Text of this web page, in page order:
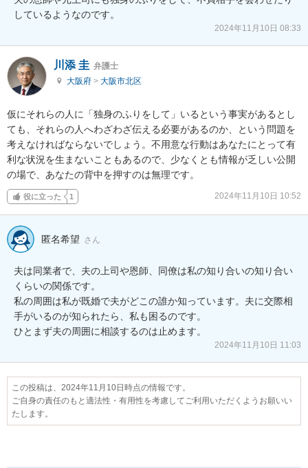
しているようなのです。
2024年11月10日 08:33
川添 圭 弁護士
大阪府 > 大阪市北区
仮にそれらの人に「独身のふりをして」いるという事実があるとし
ても、それらの人へわざわざ伝える必要があるのか、という問題を
考えなければならないでしょう。不用意な行動はあなたにとって有
利な状況を生まないこともあるので、少なくとも情報が乏しい公開
の場で、あなたの背中を押すのは無理です。
役に立った 1 2024年11月10日 10:52
匿名希望 さん
夫は同業者で、夫の上司や恩師、同僚は私の知り合いの知り合い
くらいの関係です。
私の周囲は私が既婚で夫がどこの誰か知っています。夫に交際相
手がいるのが知られたら、私も困るのです。
ひとまず夫の周囲に相談するのは止めます。
2024年11月10日 11:03
この投稿は、2024年11月10日時点の情報です。
ご自身の責任のもと適法性・有用性を考慮してご利用いただくようお願いい
たします。